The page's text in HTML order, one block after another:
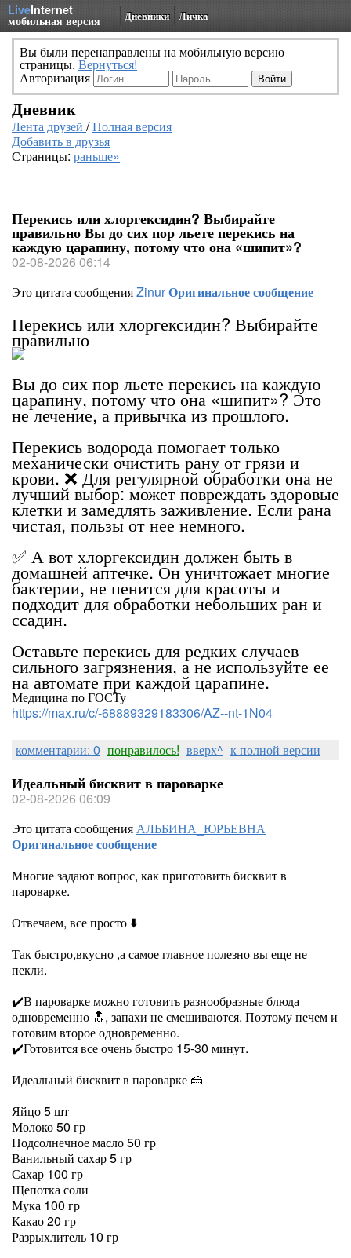
LiveInternet
мобильная версия Дневники Личка
Вы были перенаправлены на мобильную версию
страницы. Вернуться!
Авторизация
Дневник
Лента друзей /Полная версия
Добавить в друзья
Страницы: раньше»
Перекись или хлоргексидин? Выбирайте
правильно Вы до сих пор льете перекись на
каждую царапину, потому что она «шипит»?
02-08-2026 06:14
Это цитата сообщенияZinurОригинальное сообщение
Перекись или хлоргексидин? Выбирайте
правильно
Вы до сих пор льете перекись на каждую
царапину, потому что она «шипит»? Это
не лечение, а привычка из прошлого.
Перекись водорода помогает только
механически очистить рану от грязи и
крови. ❌ Для регулярной обработки она не
лучший выбор: может повреждать здоровые
клетки и замедлять заживление. Если рана
чистая, пользы от нее немного.
✅ А вот хлоргексидин должен быть в
домашней аптечке. Он уничтожает многие
бактерии, не пенится для красоты и
подходит для обработки небольших ран и
ссадин.
Оставьте перекись для редких случаев
сильного загрязнения, а не используйте ее
на автомате при каждой царапине.
Медицина по ГОСТу
https://max.ru/c/-68889329183306/AZ--nt-1N04
комментарии: 0 понравилось! вверх^ к полной версии
Идеальный бисквит в пароварке
02-08-2026 06:09
Это цитата сообщенияАЛЬБИНА_ЮРЬЕВНА
Оригинальное сообщение
Многие задают вопрос, как приготовить бисквит в
пароварке.
Отвечаем, все просто ⬇️
Так быстро,вкусно ,а самое главное полезно вы еще не
пекли.
✔️В пароварке можно готовить разнообразные блюда
одновременно 🔝, запахи не смешиваются. Поэтому печем и
готовим второе одновременно.
✔️Готовится все очень быстро 15-30 минут.
Идеальный бисквит в пароварке 🍰
Яйцо 5 шт
Молоко 50 гр
Подсолнечное масло 50 гр
Ванильный сахар 5 гр
Сахар 100 гр
Щепотка соли
Мука 100 гр
Какао 20 гр
Разрыхлитель 10 гр